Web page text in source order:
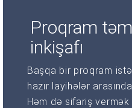
Proqram
inkişafı
Başqa bir proqram
hazır layihələr
Həm də sifariş vermək